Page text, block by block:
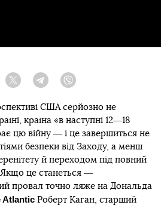
Twitter Telegram
США серйозно не
країна «в наступні 12―18
цю війну ― і це завершиться не
безпеки від Заходу, а менш
й переходом під повний
Якщо це станеться ―
провал точно ляже на Дональда
Atlantic Роберт Каган, старший